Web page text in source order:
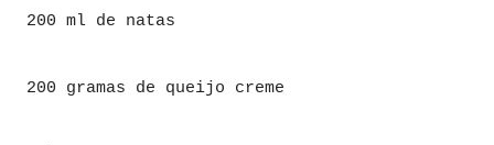
200 ml de natas
200 gramas de queijo creme